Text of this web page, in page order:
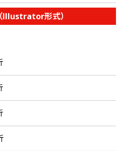
Illustrator形式）